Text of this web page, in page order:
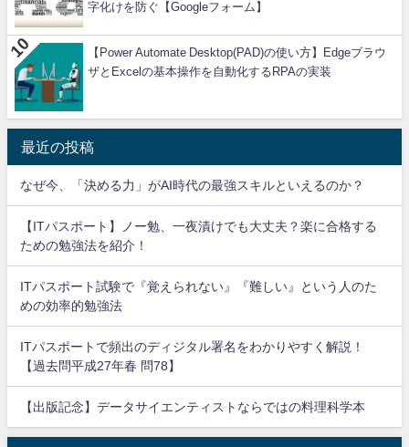
字化けを防ぐ【Googleフォーム】
【Power Automate Desktop(PAD)の使い方】Edgeブラウ
ザとExcelの基本操作を自動化するRPAの実装
最近の投稿
なぜ今、「決める力」がAI時代の最強スキルといえるのか？
【ITパスポート】ノー勉、一夜漬けでも大丈夫？楽に合格する
ための勉強法を紹介！
ITパスポート試験で『覚えられない』『難しい』という人のた
めの効率的勉強法
ITパスポートで頻出のディジタル署名をわかりやすく解説！
【過去問平成27年春 問78】
【出版記念】データサイエンティストならではの料理科学本